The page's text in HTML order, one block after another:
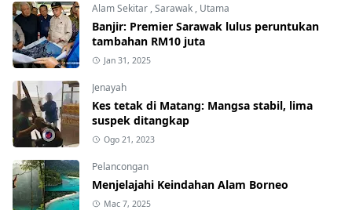
Alam Sekitar ,Sarawak , Utama
Banjir: Premier Sarawak lulus peruntukan
tambahan RM10 juta
Jan 31, 2025
Jenayah
Kes tetak di Matang: Mangsa stabil, lima
suspek ditangkap
Ogo 21, 2023
Pelancongan
Menjelajahi Keindahan Alam Borneo
Mac 7, 2025